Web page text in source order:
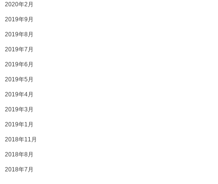
2020年2月
2019年9月
2019年8月
2019年7月
2019年6月
2019年5月
2019年4月
2019年3月
2019年1月
2018年11月
2018年8月
2018年7月